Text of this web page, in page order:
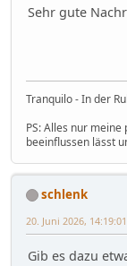
Sehr gute
Tranquilo - In der
PS: Alles nur
beeinflussen lässt
schlenk
20. Juni 2026, 14:19:01
Gib es dazu